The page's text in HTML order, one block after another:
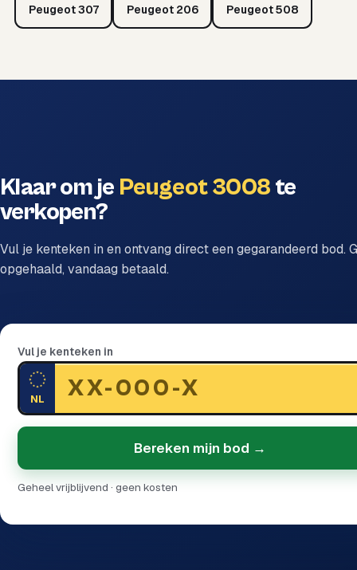
Peugeot 307 Peugeot 206 Peugeot 508
Klaar om je Peugeot 3008 te
verkopen?
Vul je kenteken in en ontvang direct een gegarandeerd bod.
opgehaald, vandaag betaald.
Vul je kenteken in
NL
Bereken mijn bod →
Geheel vrijblijvend · geen kosten